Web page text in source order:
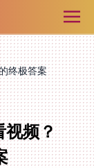
终极答案
视频？